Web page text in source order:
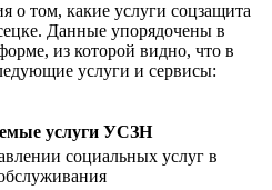
о том, какие услуги соцзащита
Данные упорядочены в
из которой видно, что в
услуги и сервисы:
услуги УСЗН
социальных услуг в